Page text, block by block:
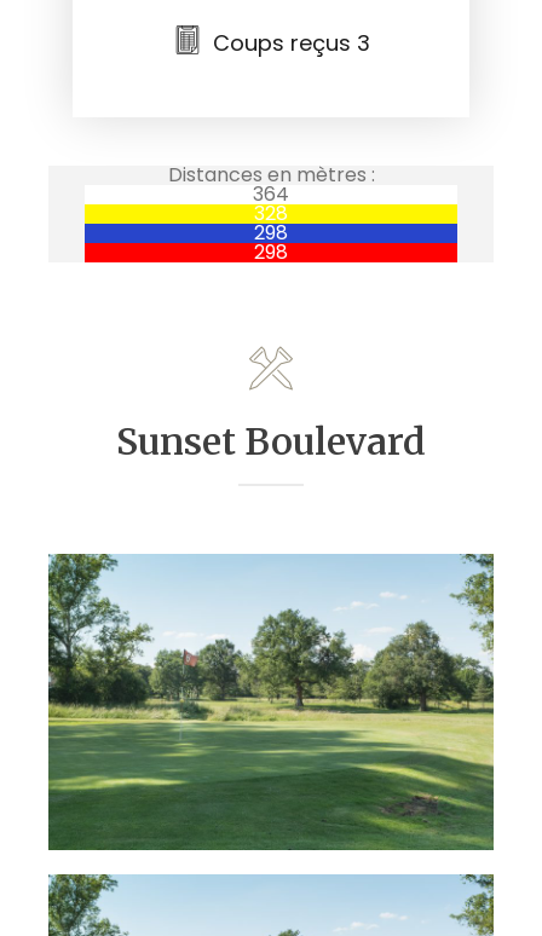
Coups reçus 3
Distances en mètres :
364
328
298
298
Sunset Boulevard